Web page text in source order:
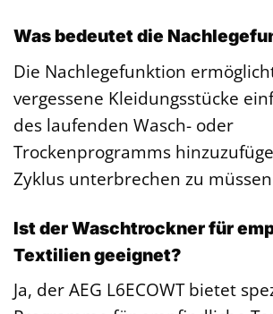
Was bedeutet die
Die Nachlegefunktion
vergessene Kleidungsstücke
des laufenden Wasch- oder
Trockenprogramms
Zyklus unterbrechen zu
Ist der Waschtrockner für
Textilien geeignet?
Ja, der AEG L6ECOWT bietet